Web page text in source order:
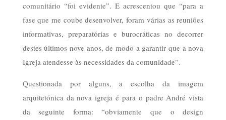
comunitário “foi evidente”. E acrescentou que “para a
fase que me coube desenvolver, foram várias as reuniões
informativas, preparatórias e burocráticas no decorrer
destes últimos nove anos, de modo a garantir que a nova
Igreja atendesse às necessidades da comunidade”.
Questionada por alguns, a escolha da imagem
arquitetónica da nova igreja é para o padre André vista
da seguinte forma: “obviamente que o design